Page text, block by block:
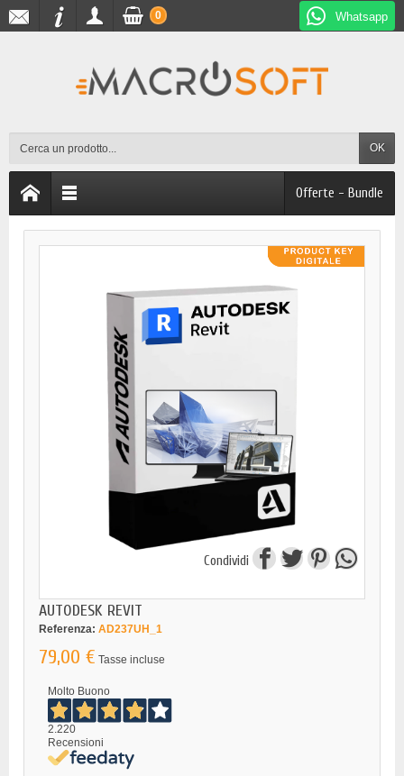
Whatsapp
OK
0
Offerte - Bundle
Condividi
AUTODESK REVIT
Referenza: AD237UH_1
79,00 € Tasse incluse
Molto Buono
2.220
Recensioni